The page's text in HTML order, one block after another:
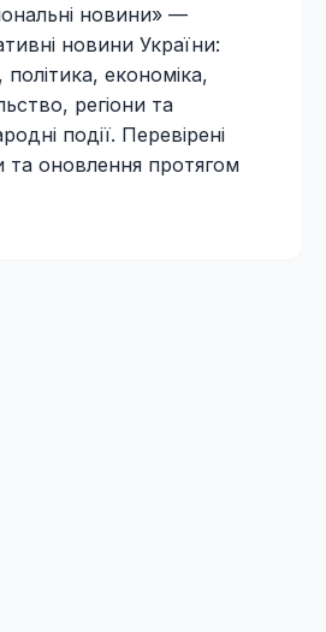
новини» —
новини України:
політика, економіка,
регіони та
події. Перевірені
та оновлення протягом